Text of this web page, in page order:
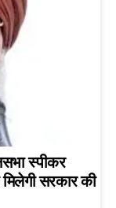
स्पीकर
सरकार की